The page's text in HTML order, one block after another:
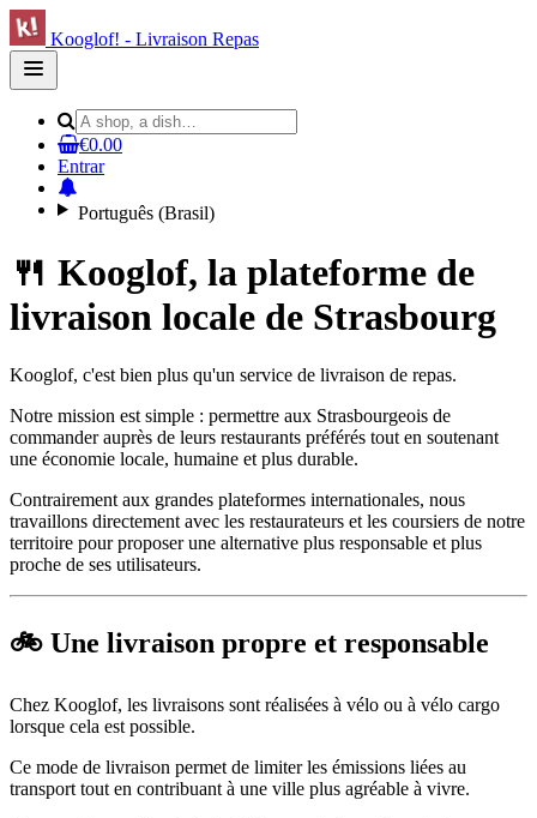
Kooglof! - Livraison Repas
Open
main
€0.00
Entrar
Português (Brasil)
🍴 Kooglof, la plateforme de
livraison locale de Strasbourg
Kooglof, c'est bien plus qu'un service de livraison de repas.
Notre mission est simple : permettre aux Strasbourgeois de
commander auprès de leurs restaurants préférés tout en soutenant
une économie locale, humaine et plus durable.
Contrairement aux grandes plateformes internationales, nous
travaillons directement avec les restaurateurs et les coursiers de notre
territoire pour proposer une alternative plus responsable et plus
proche de ses utilisateurs.
🚲 Une livraison propre et responsable
Chez Kooglof, les livraisons sont réalisées à vélo ou à vélo cargo
lorsque cela est possible.
Ce mode de livraison permet de limiter les émissions liées au
transport tout en contribuant à une ville plus agréable à vivre.